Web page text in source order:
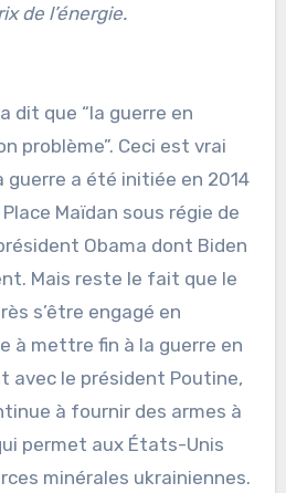
de l’énergie.
dit que “la guerre en
problème”. Ceci est vrai
guerre a été initiée en 2014
Maïdan sous régie de
Obama dont Biden
Mais reste le fait que le
s’être engagé en
à mettre fin à la guerre en
le président Poutine,
à fournir des armes à
permet aux États-Unis
minérales ukrainiennes.